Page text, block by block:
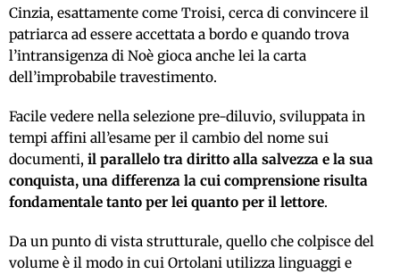
Cinzia, esattamente come Troisi, cerca di convincere il
patriarca ad essere accettata a bordo e quando trova
l’intransigenza di Noè gioca anche lei la carta
dell’improbabile travestimento.
Facile vedere nella selezione pre-diluvio, sviluppata in
tempi affini all’esame per il cambio del nome sui
documenti, il parallelo tra diritto alla salvezza e la sua
conquista, una differenza la cui comprensione risulta
fondamentale tanto per lei quanto per il lettore.
Da un punto di vista strutturale, quello che colpisce del
volume è il modo in cui Ortolani utilizza linguaggi e